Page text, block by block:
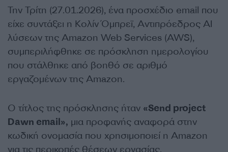
Την Τρίτη (27.01.2026), ένα προσχέδιο email που
είχε συντάξει η Κολίν Όμπρεϊ, Αντιπρόεδρος AI
λύσεων της Amazon Web Services (AWS),
συμπεριλήφθηκε σε πρόσκληση ημερολογίου
που στάλθηκε από βοηθό σε αριθμό
εργαζομένων της Amazon.
Ο τίτλος της πρόσκλησης ήταν «Send project
Dawn email», μια προφανής αναφορά στην
κωδική ονομασία που χρησιμοποιεί η Amazon
για τις περικοπές θέσεων εργασίας.